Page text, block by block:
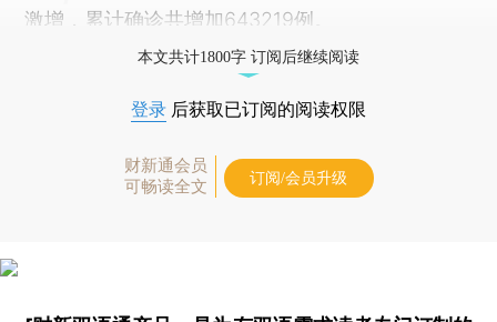
激增，累计确诊共增加643219例。
本文共计1800字 订阅后继续阅读
登录 后获取已订阅的阅读权限
财新通会员
可畅读全文
订阅/会员升级